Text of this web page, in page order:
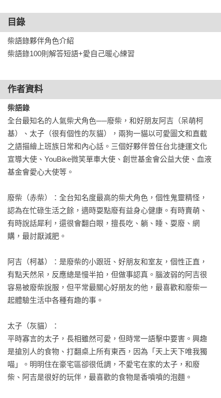
★什麼是解答之書&使用方式★
解答之書是透過書籍進行簡單占卜，無須任何準備或儀式。
頁面上的圖文就是一個指引或小建議，化為陪你做決定的勇
氣。
★不只是解答之書，還有100個愛自己的暖心練習★
每個人的生活都有難處，每天都有各種妖魔鬼怪要打～
面對眾多鬼怪，我們不必當好人，但能成為有愛之人❤❤❤
擁有愛就從『對自己好』開始，書中100個隨手練習陪你轉念！
心健康～～
目錄
柴語錄夥伴角色介紹
柴語錄100則解答短語+愛自己暖心練習
作者資料
柴語錄
全台最知名的人氣柴犬角色──廢柴，和好朋友阿吉（呆萌柯
基）、太子（很有個性的灰貓），兩狗一貓以可愛圖文和直截
之語描繪上班族日常和內心話。三個好夥伴曾任台北捷運文化
宣導大使、YouBike微笑單車大使、創世基金會公益大使、血液
基金會愛心大使等。
廢柴（赤柴）：全台知名度最高的柴犬角色，個性鬼靈精怪，
認為在忙碌生活之餘，適時耍點廢有益身心健康。有時賣萌、
有時說話犀利，還很會翻白眼，擅長吃、躺、睡、耍廢、網
購，最討厭減肥。
阿吉（柯基）：是廢柴的小跟班、好朋友和室友，個性正直，
有點天然呆，反應總是慢半拍，但做事認真。腦波弱的阿吉很
容易被廢柴說服，但平常最關心好朋友的他，最喜歡和廢柴一
起體驗生活中各種有趣的事。
太子（灰貓）：
平時寡言的太子，長相雖然可愛，但時常一語擊中要害。興趣
是搶別人的食物、打翻桌上所有東西，因為「天上天下唯我獨
喵」。明明住在豪宅區卻很低調，不愛宅在家的太子，和廢
柴、阿吉是很好的玩伴，最喜歡的食物是香噴噴的泡麵。